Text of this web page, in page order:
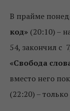
В прайме
код» (20:10) –
54, закончил с
«Свобода
вместо него
(22:20) –